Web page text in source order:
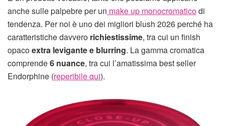
anche sulle palpebre per un make up monocromaticodi
tendenza. Per noi è uno dei migliori blush 2026 perché ha
caratteristiche davvero richiestissime, tra cui un finish
opacoextra levigante e blurring. La gamma cromatica
comprende6 nuance, tra cui l’amatissima best seller
Endorphine (reperibile qui).